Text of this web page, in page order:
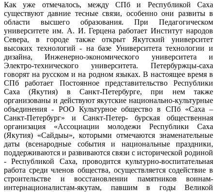
Как уже отмечалось, между СПб и Республикой Саха
существуют давние тесные связи, особенно они развиты в
области высшего образования. При Педагогическом
университете им. А. И. Герцена работает Институт народов
Севера, в городе также открыт Якутский университет
высоких технологий - на базе Университета технологии и
дизайна, Инженерно-экономического университета и
Электро-технического университета. Петербуржцы-саха
говорят на русском и на родном языках. В настоящее время в
СПб работает Постоянное представительство Республики
Саха (Якутия) в Санкт-Петербурге, при нем также
организованы и действуют якутские национально-культурные
объединения - РОО Культурное общество в СПб «Саха –
Санкт-Петербург» и Санкт-Петер- бурская общественная
организация «Ассоциации молодежи Республики Саха
(Якутия) «Сайдыы», которыми отмечаются знаменательные
даты (всенародные события и национальные праздники,
поддерживаются и развиваются связи с исторической родиной
- Республикой Саха, проводится культурно-воспитательная
работа среди членов общества, осуществляется содействие в
строительстве и восстановлении памятников воинам-
интернационалистам-якутам, павшим в годы Великой